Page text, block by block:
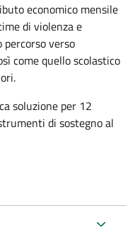
economico mensile
di violenza e
verso
come quello scolastico
soluzione per 12
di sostegno al